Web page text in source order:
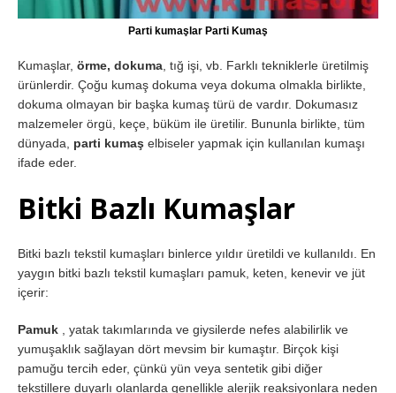
Parti kumaşlar Parti Kumaş
Kumaşlar, örme, dokuma , tığ işi, vb. Farklı tekniklerle üretilmiş
ürünlerdir. Çoğu kumaş dokuma veya dokuma olmakla birlikte,
dokuma olmayan bir başka kumaş türü de vardır. Dokumasız
malzemeler örgü, keçe, büküm ile üretilir. Bununla birlikte, tüm
dünyada, parti kumaş elbiseler yapmak için kullanılan kumaşı
ifade eder.
Bitki Bazlı Kumaşlar
Bitki bazlı tekstil kumaşları binlerce yıldır üretildi ve kullanıldı. En
yaygın bitki bazlı tekstil kumaşları pamuk, keten, kenevir ve jüt
içerir:
Pamuk
, yatak takımlarında ve giysilerde nefes alabilirlik ve
yumuşaklık sağlayan dört mevsim bir kumaştır. Birçok kişi
pamuğu tercih eder, çünkü yün veya sentetik gibi diğer
tekstillere duyarlı olanlarda genellikle alerjik reaksiyonlara neden